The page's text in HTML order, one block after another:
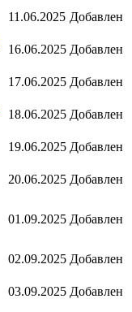
11.06.2025 Добавлен
16.06.2025 Добавлен
17.06.2025 Добавлен
18.06.2025 Добавлен
19.06.2025 Добавлен
20.06.2025 Добавлен
01.09.2025 Добавлен
02.09.2025 Добавлен
03.09.2025 Добавлен